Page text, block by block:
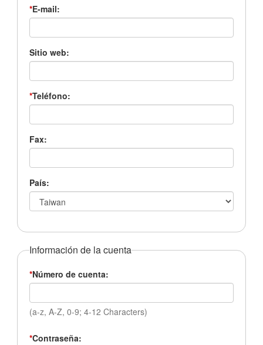
*E-mail:
Sitio web:
*Teléfono:
Fax:
País:
Información de la cuenta
*Número de cuenta:
(a-z, A-Z, 0-9; 4-12 Characters)
*Contraseña: